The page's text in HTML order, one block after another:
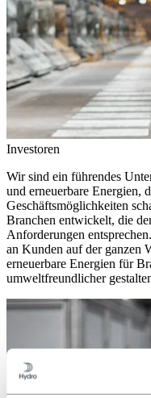
Investoren
Wir sind ein führendes
und erneuerbare Energien,
Geschäftsmöglichkeiten
Branchen entwickelt, die
Anforderungen
an Kunden auf der ganzen
erneuerbare Energien für
umweltfreundlicher